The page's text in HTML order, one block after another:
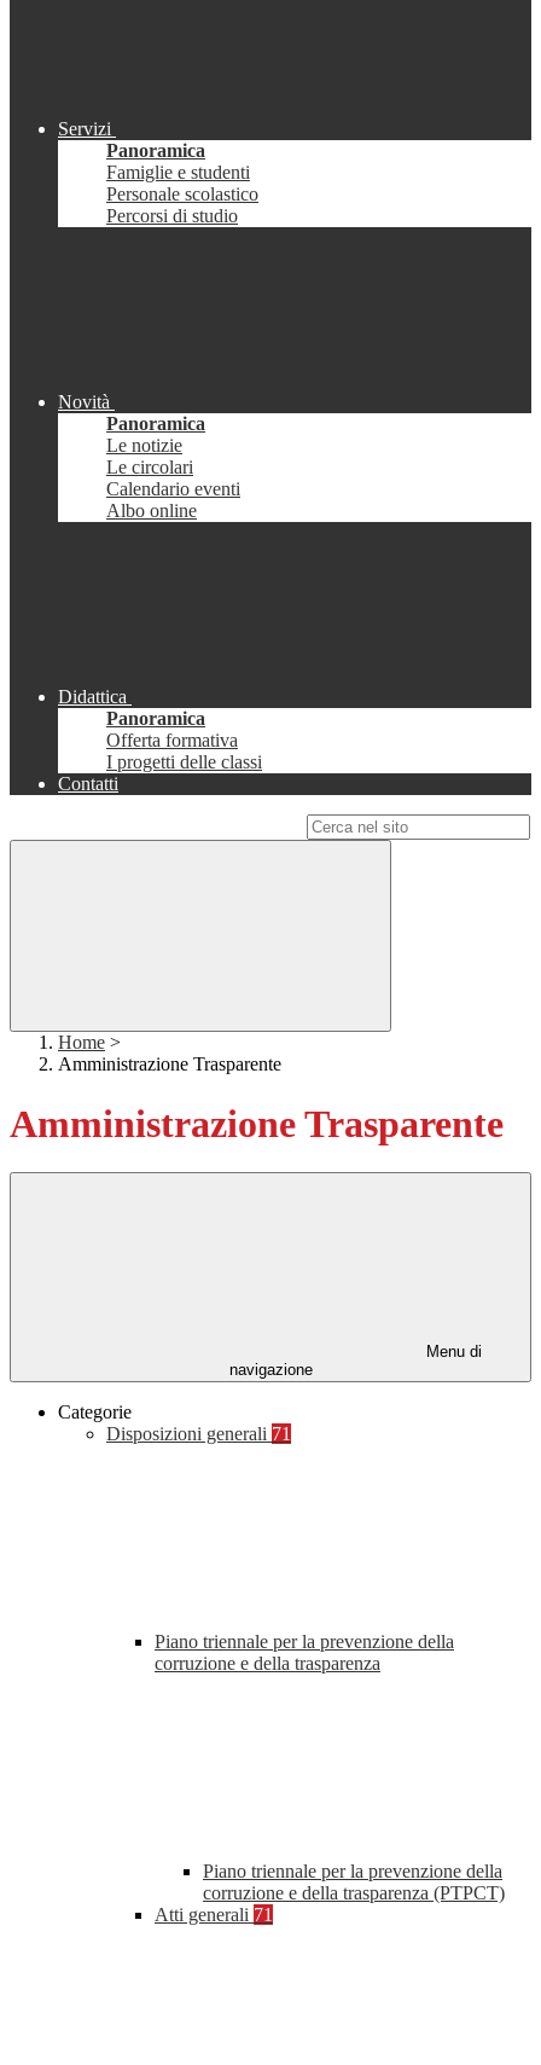
Servizi
Panoramica
Famiglie e studenti
Personale scolastico
Percorsi di studio
Novità
Panoramica
Le notizie
Le circolari
Calendario eventi
Albo online
Didattica
Panoramica
Offerta formativa
I progetti delle classi
Contatti
Home >
Amministrazione Trasparente
Amministrazione Trasparente
Menu di
navigazione
Categorie
Disposizioni generali 71
Piano triennale per la prevenzione della
corruzione e della trasparenza
Piano triennale per la prevenzione della
corruzione e della trasparenza (PTPCT)
Atti generali 71